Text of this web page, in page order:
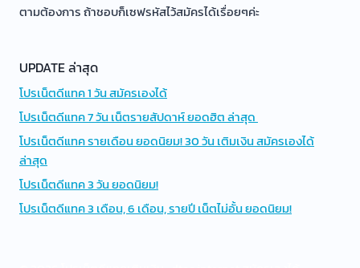
ตามต้องการ ถ้าชอบก็เซฟรหัสไว้สมัครได้เรื่อยๆค่ะ
UPDATE ล่าสุด
โปรเน็ตดีแทค 1 วัน สมัครเองได้
โปรเน็ตดีแทค 7 วัน เน็ตรายสัปดาห์ ยอดฮิต ล่าสุด
โปรเน็ตดีแทค รายเดือน ยอดนิยม! 30 วัน เติมเงิน สมัครเองได้
ล่าสุด
โปรเน็ตดีแทค 3 วัน ยอดนิยม!
โปรเน็ตดีแทค 3 เดือน, 6 เดือน, รายปี เน็ตไม่อั้น ยอดนิยม!